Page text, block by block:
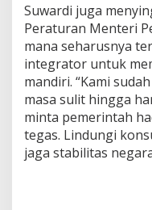
Suwardi juga
Peraturan Menteri
mana seharusnya
integrator untuk
mandiri. “Kami
masa sulit hingga
minta pemerintah
tegas. Lindungi
jaga stabilitas